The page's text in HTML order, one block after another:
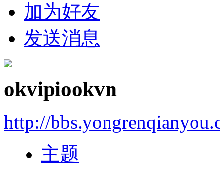
加为好友
发送消息
okvipiookvn
http://
主题